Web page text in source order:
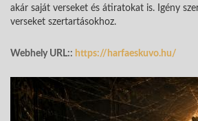
akár saját verseket és átiratokat is. Igény
verseket szertartásokhoz.
Webhely URL:: https://harfaeskuvo.hu/